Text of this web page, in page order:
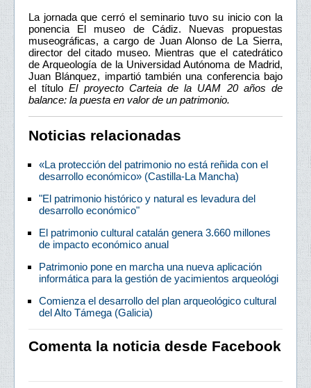
La jornada que cerró el seminario tuvo su inicio con la
ponencia El museo de Cádiz. Nuevas propuestas
museográficas, a cargo de Juan Alonso de La Sierra,
director del citado museo. Mientras que el catedrático
de Arqueología de la Universidad Autónoma de Madrid,
Juan Blánquez, impartió también una conferencia bajo
el títuloEl proyecto Carteia de la UAM 20 años de
balance: la puesta en valor de un patrimonio.
Noticias relacionadas
«La protección del patrimonio no está reñida con el
desarrollo económico» (Castilla-La Mancha)
"El patrimonio histórico y natural es levadura del
desarrollo económico"
El patrimonio cultural catalán genera 3.660 millones
de impacto económico anual
Patrimonio pone en marcha una nueva aplicación
informática para la gestión de yacimientos arqueológi
Comienza el desarrollo del plan arqueológico cultural
del Alto Támega (Galicia)
Comenta la noticia desde Facebook